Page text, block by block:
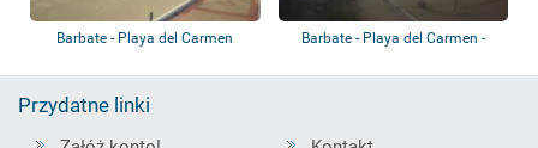
Barbate - Playa del Carmen
Barbate - Playa del Carmen -
Przydatne linki